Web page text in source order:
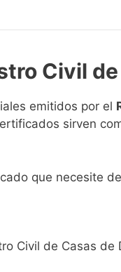
Civil de
emitidos por el
sirven
que necesite
Civil de Casas